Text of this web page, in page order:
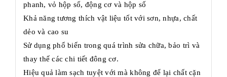
phanh, vỏ hộp số, động cơ và hộp số
Khả năng tương thích vật liệu tốt với sơn, nhựa, chất
dẻo và cao su
Sử dụng phổ biến trong quá trình sửa chữa, bảo trì và
thay thế các chi tiết đông cơ.
Hiệu quả làm sạch tuyệt với mà không để lại chất cặn